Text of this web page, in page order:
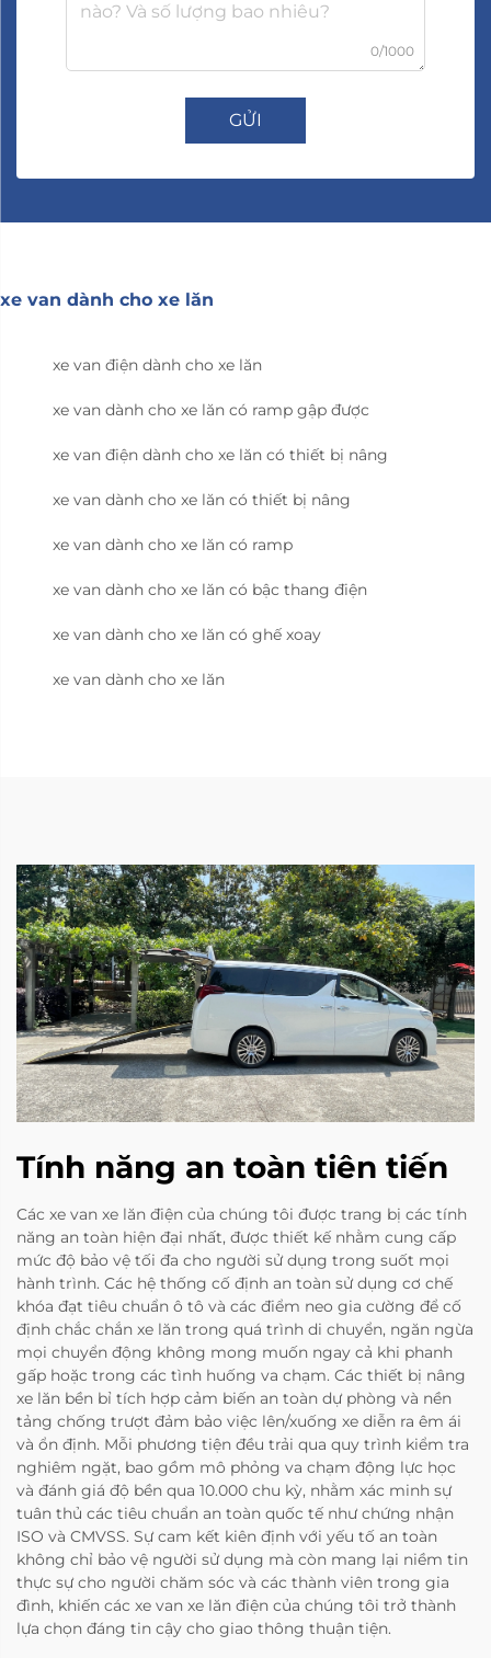
0/1000
GỬI
xe van dành cho xe lăn
xe van điện dành cho xe lăn
xe van dành cho xe lăn có ramp gập được
xe van điện dành cho xe lăn có thiết bị nâng
xe van dành cho xe lăn có thiết bị nâng
xe van dành cho xe lăn có ramp
xe van dành cho xe lăn có bậc thang điện
xe van dành cho xe lăn có ghế xoay
xe van dành cho xe lăn
Tính năng an toàn tiên tiến
Các xe van xe lăn điện của chúng tôi được trang bị các tính
năng an toàn hiện đại nhất, được thiết kế nhằm cung cấp
mức độ bảo vệ tối đa cho người sử dụng trong suốt mọi
hành trình. Các hệ thống cố định an toàn sử dụng cơ chế
khóa đạt tiêu chuẩn ô tô và các điểm neo gia cường để cố
định chắc chắn xe lăn trong quá trình di chuyển, ngăn ngừa
mọi chuyển động không mong muốn ngay cả khi phanh
gấp hoặc trong các tình huống va chạm. Các thiết bị nâng
xe lăn bền bỉ tích hợp cảm biến an toàn dự phòng và nền
tảng chống trượt đảm bảo việc lên/xuống xe diễn ra êm ái
và ổn định. Mỗi phương tiện đều trải qua quy trình kiểm tra
nghiêm ngặt, bao gồm mô phỏng va chạm động lực học
và đánh giá độ bền qua 10.000 chu kỳ, nhằm xác minh sự
tuân thủ các tiêu chuẩn an toàn quốc tế như chứng nhận
ISO và CMVSS. Sự cam kết kiên định với yếu tố an toàn
không chỉ bảo vệ người sử dụng mà còn mang lại niềm tin
thực sự cho người chăm sóc và các thành viên trong gia
đình, khiến các xe van xe lăn điện của chúng tôi trở thành
lựa chọn đáng tin cậy cho giao thông thuận tiện.